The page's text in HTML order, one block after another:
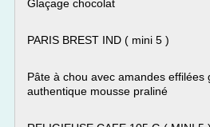
Glaçage chocolat
PARIS BREST IND ( mini 5 )
Pâte à chou avec amandes effilées
authentique mousse praliné